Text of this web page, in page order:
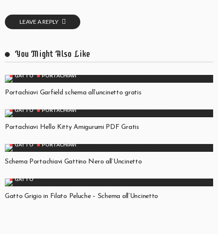
LEAVE A REPLY
You Might Also Like
GATTO PORTACHIAVI
Portachiavi Garfield schema all’uncinetto gratis
GATTO PORTACHIAVI
Portachiavi Hello Kitty Amigurumi PDF Gratis
GATTO PORTACHIAVI
Schema Portachiavi Gattino Nero all’Uncinetto
GATTO
Gatto Grigio in Filato Peluche – Schema all’Uncinetto